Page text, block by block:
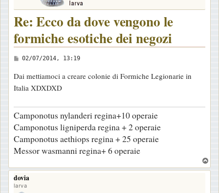
Re: Ecco da dove vengono le
formiche esotiche dei negozi
M
s
s
g
g
i
o
02/07/2014, 13:19
Dai mettiamoci a creare colonie di Formiche Legionarie in
Italia XDXDXD
Camponotus nylanderi regina+10 operaie
Camponotus ligniperda regina + 2 operaie
Camponotus aethiops regina + 25 operaie
Messor wasmanni regina+ 6 operaie
o
dovia
larva